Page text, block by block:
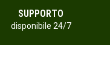
SUPPORTO
disponibile 24/7